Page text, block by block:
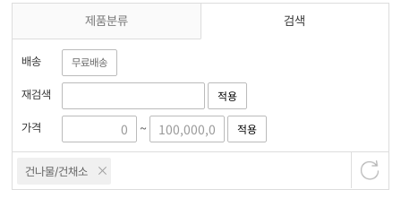
제품분류 검색
배송 무료배송
재검색 적용
가격 ~ 적용
건나물/건채소